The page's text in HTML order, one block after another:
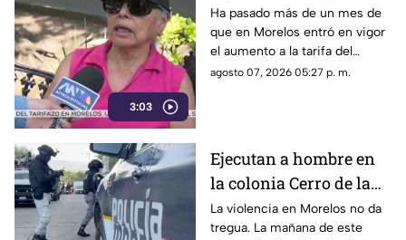
3:03
tarifazo"
Ha pasado más de un mes de
que en Morelos entró en vigor
el aumento a la tarifa del
transporte público. Un mes,
al interior de las unidades.
agosto 07, 2026 05:27 p. m.
Ejecutan a hombre en
la colonia Cerro de la
Corona
La violencia en Morelos no da
tregua. La mañana de este